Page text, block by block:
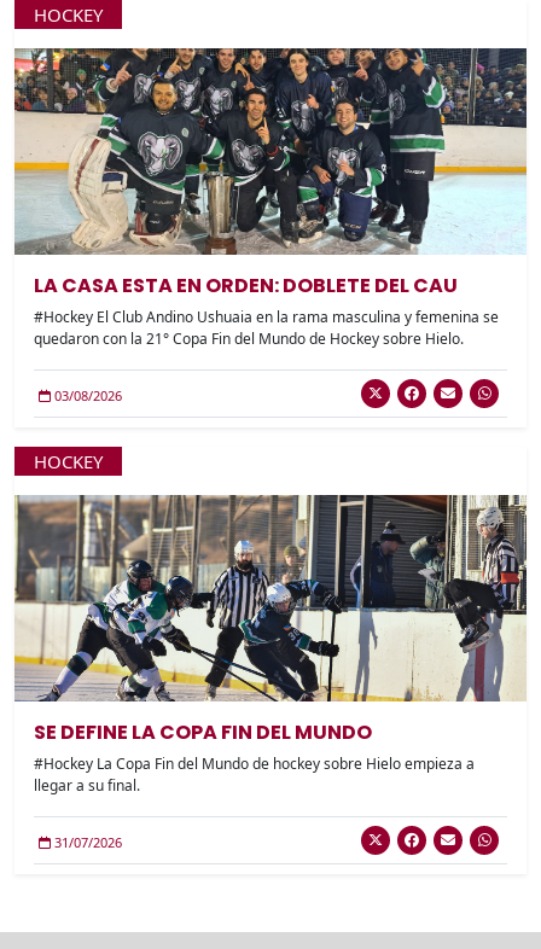
HOCKEY
LA CASA ESTA EN ORDEN: DOBLETE DEL CAU
#Hockey El Club Andino Ushuaia en la rama masculina y femenina se
quedaron con la 21° Copa Fin del Mundo de Hockey sobre Hielo.
03/08/2026
HOCKEY
SE DEFINE LA COPA FIN DEL MUNDO
#Hockey La Copa Fin del Mundo de hockey sobre Hielo empieza a
llegar a su final.
31/07/2026